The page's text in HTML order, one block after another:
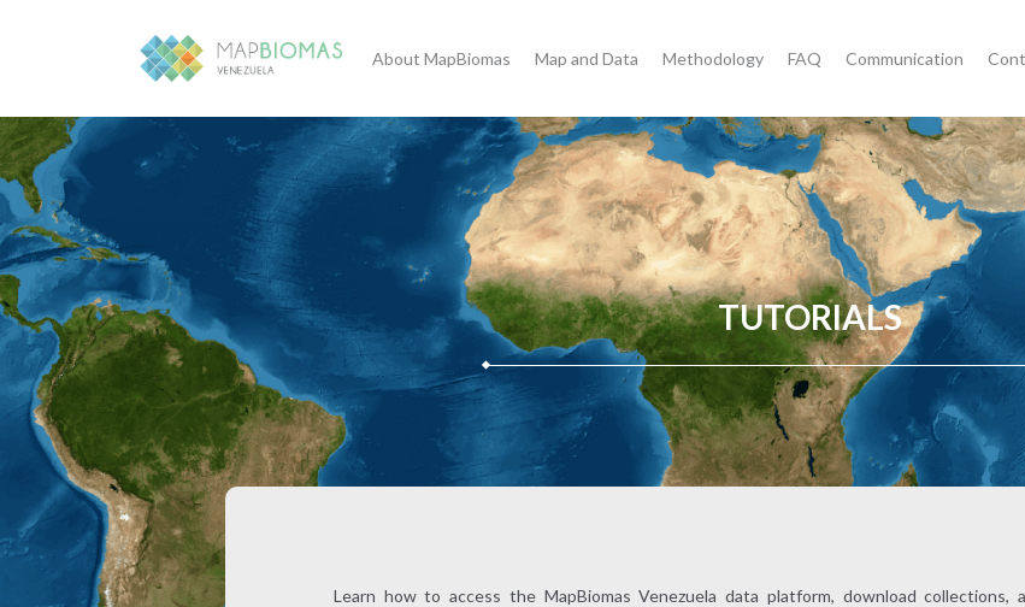
About MapBiomas Map and Data Methodology FAQ Communication
TUTORIALS
Learn how to access the MapBiomas Venezuela data platform, download collections,